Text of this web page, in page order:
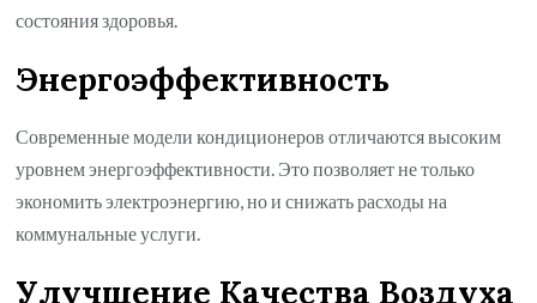
состояния здоровья.
Энергоэффективность
Современные модели кондиционеров отличаются высоким
уровнем энергоэффективности. Это позволяет не только
экономить электроэнергию, но и снижать расходы на
коммунальные услуги.
Улучшение Качества Воздуха